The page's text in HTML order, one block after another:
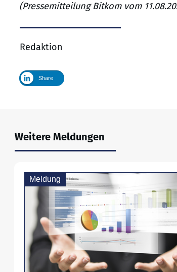
(Pressemitteilung Bitkom vom
Redaktion
Share
Weitere Meldungen
Meldung